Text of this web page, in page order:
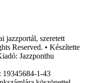
jazzportál, szeretett
Reserved. • Készítette
Jazzponthu
19345684-1-43